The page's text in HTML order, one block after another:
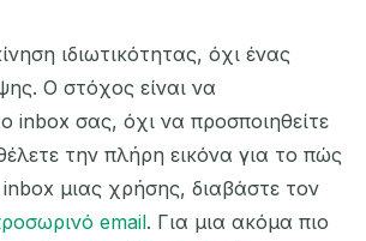
ΘΈΜΑ
ιδιωτικότητας, όχι ένας
Ο στόχος είναι να
inbox σας, όχι να προσποιηθείτε
την πλήρη εικόνα για το πώς
μιας χρήσης, διαβάστε τον
email. Για μια ακόμα πιο